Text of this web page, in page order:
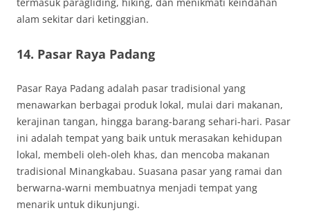
termasuk paragliding, hiking, dan menikmati keindahan
alam sekitar dari ketinggian.
14. Pasar Raya Padang
Pasar Raya Padang adalah pasar tradisional yang
menawarkan berbagai produk lokal, mulai dari makanan,
kerajinan tangan, hingga barang-barang sehari-hari. Pasar
ini adalah tempat yang baik untuk merasakan kehidupan
lokal, membeli oleh-oleh khas, dan mencoba makanan
tradisional Minangkabau. Suasana pasar yang ramai dan
berwarna-warni membuatnya menjadi tempat yang
menarik untuk dikunjungi.